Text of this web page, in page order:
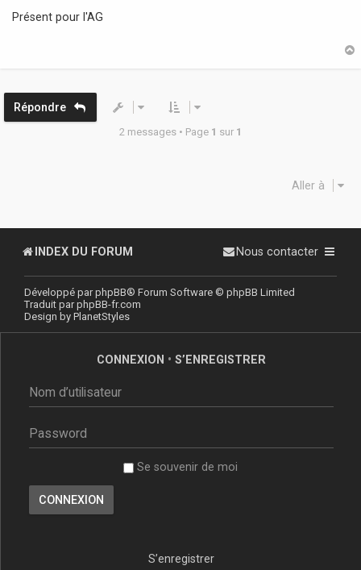
s
Présent pour l'AG
Répondre
2 messages • Page 1 sur 1
Aller à
INDEX DU FORUM Nous contacter
Développé parphpBB® Forum Software © phpBB Limited
Traduit parphpBB-fr.com
Design by PlanetStyles
CONNEXION • S’ENREGISTRER
Se souvenir de moi
S’enregistrer